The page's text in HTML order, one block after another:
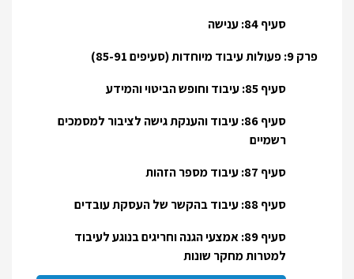
סעיף 84: ענישה
פרק 9: פעולות עיבוד מיוחדות (סעיפים 85-91)
סעיף 85: עיבוד וחופש הביטוי והמידע
סעיף 86: עיבוד והענקת גישה לציבור למסמכים
רשמיים
סעיף 87: עיבוד מספר הזהות
סעיף 88: עיבוד בהקשר של העסקת עובדים
סעיף 89: אמצעי הגנה וחריגים בנוגע לעיבוד
למטרות מחקר שונות